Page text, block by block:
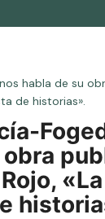
habla de su
de historias».
«La